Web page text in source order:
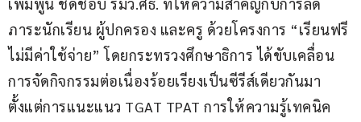
เพิ่มพูน ชิดชอบ รมว.ศธ. ที่ให้ความสำคัญกับการลด
ภาระนักเรียน ผู้ปกครอง และครู ด้วยโครงการ “เรียนฟรี
ไม่มีค่าใช้จ่าย” โดยกระทรวงศึกษาธิการ ได้ขับเคลื่อน
การจัดกิจกรรมต่อเนื่องร้อยเรียงเป็นซีรีส์เดียวกันมา
ตั้งแต่การแนะแนว TGAT TPAT การให้ความรู้เทคนิค